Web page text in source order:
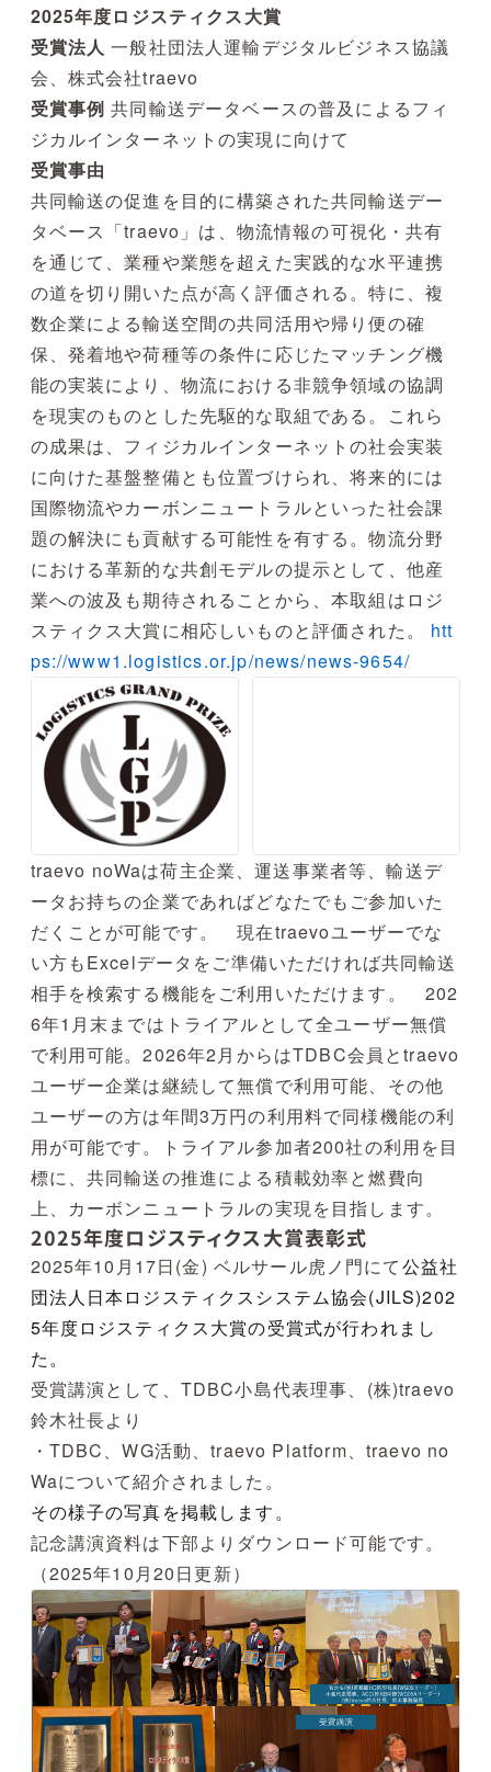
2025年度ロジスティクス大賞
受賞法人 一般社団法人運輸デジタルビジネス協議
会、株式会社traevo
受賞事例 共同輸送データベースの普及によるフィ
ジカルインターネットの実現に向けて
受賞事由
共同輸送の促進を目的に構築された共同輸送デー
タベース「traevo」は、物流情報の可視化・共有
を通じて、業種や業態を超えた実践的な水平連携
の道を切り開いた点が高く評価される。特に、複
数企業による輸送空間の共同活用や帰り便の確
保、発着地や荷種等の条件に応じたマッチング機
能の実装により、物流における非競争領域の協調
を現実のものとした先駆的な取組である。これら
の成果は、フィジカルインターネットの社会実装
に向けた基盤整備とも位置づけられ、将来的には
国際物流やカーボンニュートラルといった社会課
題の解決にも貢献する可能性を有する。物流分野
における革新的な共創モデルの提示として、他産
業への波及も期待されることから、本取組はロジ
スティクス大賞に相応しいものと評価された。
htt
ps://www1.logistics.or.jp/news/news-9654/
traevo noWaは荷主企業、運送事業者等、輸送デ
ータお持ちの企業であればどなたでもご参加いた
だくことが可能です。 現在traevoユーザーでな
い方もExcelデータをご準備いただければ共同輸送
相手を検索する機能をご利用いただけます。 202
6年1月末まではトライアルとして全ユーザー無償
で利用可能。2026年2月からはTDBC会員とtraevo
ユーザー企業は継続して無償で利用可能、その他
ユーザーの方は年間3万円の利用料で同様機能の利
用が可能です。トライアル参加者200社の利用を目
標に、共同輸送の推進による積載効率と燃費向
上、カーボンニュートラルの実現を目指します。
2025年度ロジスティクス大賞表彰式
2025年10月17日(金) ベルサール虎ノ門にて公益社
団法人日本ロジスティクスシステム協会(JILS)202
5年度ロジスティクス大賞の受賞式が行われまし
た。
受賞講演として、TDBC小島代表理事、(株)traevo
鈴木社長より
・TDBC、WG活動、traevo Platform、traevo no
Waについて紹介されました。
その様子の写真を掲載します。
記念講演資料は下部よりダウンロード可能です。
（2025年10月20日更新）